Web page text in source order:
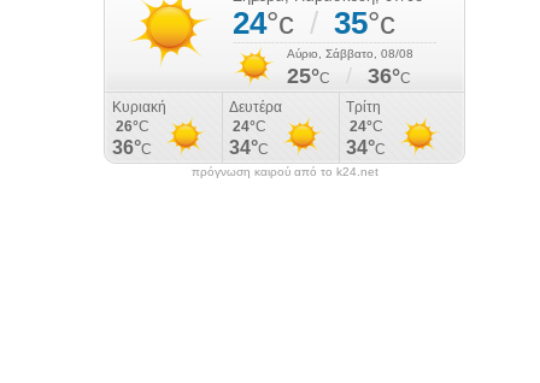
πρόγνωση καιρού από το k24.net